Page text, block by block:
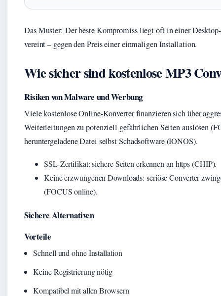
Das Muster: Der beste Kompromiss liegt oft in einer
vereint – gegen den Preis einer einmaligen Installation.
Wie sicher sind kostenlose MP3
Risiken von Malware und Werbung
Viele kostenlose Online-Konverter finanzieren sich über
Weiterleitungen zu potenziell gefährlichen Seiten auslösen
heruntergeladene Datei selbst Schadsoftware (IONOS).
SSL-Zertifikat: sichere Seiten erkennen an https (CHIP).
Keine erzwungenen Downloads: seriöse Converter
(FOCUS online).
Sichere Alternativen
Vorteile
Schnell und ohne Installation
Keine Registrierung nötig
Kompatibel mit allen Browsern